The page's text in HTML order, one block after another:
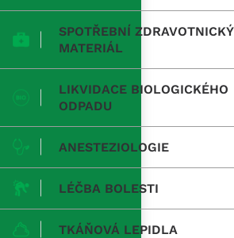
SPOTŘEBNÍ ZDRAVOTNICKÝ
MATERIÁL
LIKVIDACE BIOLOGICKÉHO
ODPADU
ANESTEZIOLOGIE
LÉČBA BOLESTI
TKÁŇOVÁ LEPIDLA